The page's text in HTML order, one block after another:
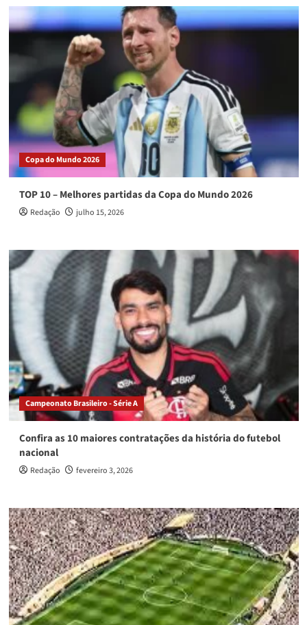
Copa do Mundo 2026
TOP 10 – Melhores partidas da Copa do Mundo 2026
Redação julho 15, 2026
Campeonato Brasileiro - Série A
Confira as 10 maiores contratações da história do futebol
nacional
Redação fevereiro 3, 2026